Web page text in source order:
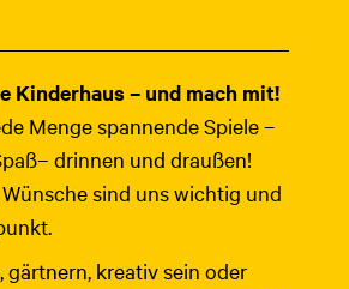
Kinderhaus – und mach mit!
Menge spannende Spiele –
drinnen und draußen!
sind uns wichtig und
gärtnern, kreativ sein oder